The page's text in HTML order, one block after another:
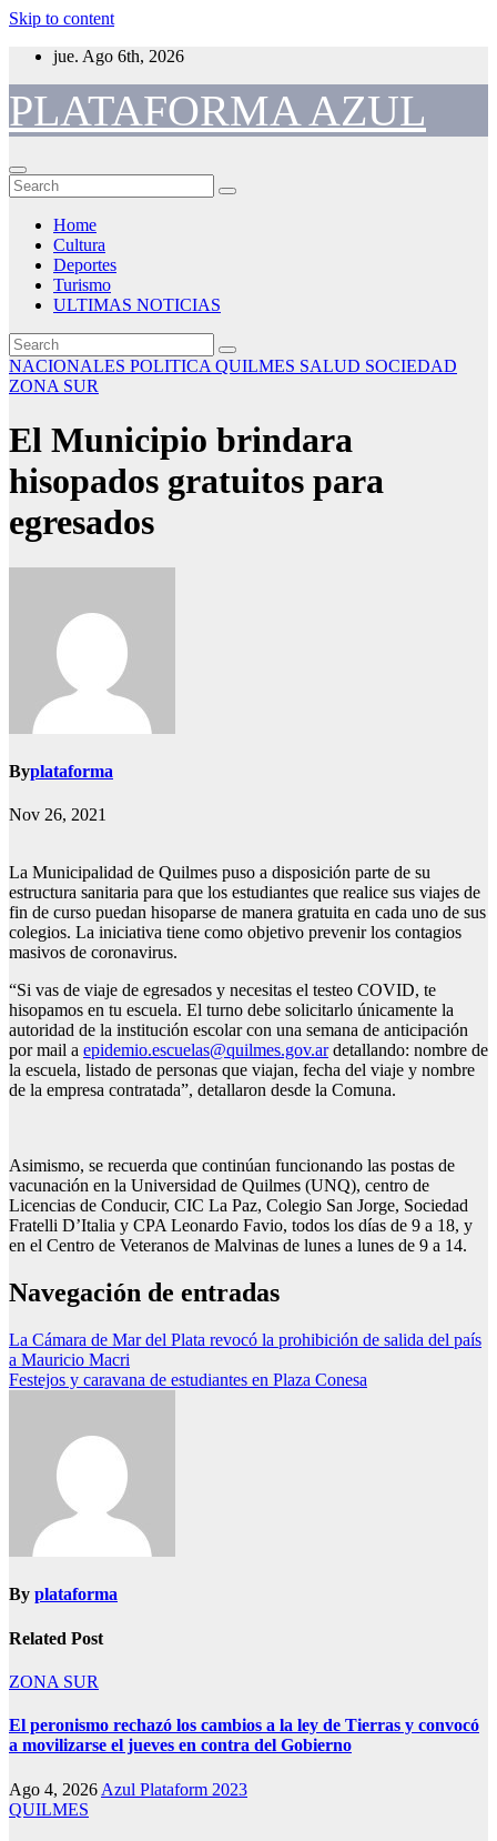
Skip to content
jue. Ago 6th, 2026
PLATAFORMA AZUL
Home
Cultura
Deportes
Turismo
ULTIMAS NOTICIAS
NACIONALES POLITICA QUILMES SALUD SOCIEDAD
ZONA SUR
El Municipio brindara
hisopados gratuitos para
egresados
Byplataforma
Nov 26, 2021
La Municipalidad de Quilmes puso a disposición parte de su
estructura sanitaria para que los estudiantes que realice sus viajes de
fin de curso puedan hisoparse de manera gratuita en cada uno de sus
colegios. La iniciativa tiene como objetivo prevenir los contagios
masivos de coronavirus.
“Si vas de viaje de egresados y necesitas el testeo COVID, te
hisopamos en tu escuela. El turno debe solicitarlo únicamente la
autoridad de la institución escolar con una semana de anticipación
por mail a epidemio.escuelas@quilmes.gov.ardetallando: nombre de
la escuela, listado de personas que viajan, fecha del viaje y nombre
de la empresa contratada”, detallaron desde la Comuna.
Asimismo, se recuerda que continúan funcionando las postas de
vacunación en la Universidad de Quilmes (UNQ), centro de
Licencias de Conducir, CIC La Paz, Colegio San Jorge, Sociedad
Fratelli D’Italia y CPA Leonardo Favio, todos los días de 9 a 18, y
en el Centro de Veteranos de Malvinas de lunes a lunes de 9 a 14.
Navegación de entradas
La Cámara de Mar del Plata revocó la prohibición de salida del país
a Mauricio Macri
Festejos y caravana de estudiantes en Plaza Conesa
By plataforma
Related Post
ZONA SUR
El peronismo rechazó los cambios a la ley de Tierras y convocó
a movilizarse el jueves en contra del Gobierno
Ago 4, 2026 Azul Plataform 2023
QUILMES